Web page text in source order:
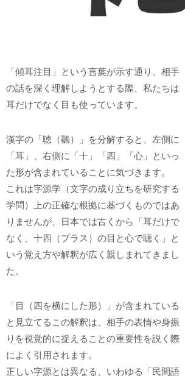
「傾耳注目」という言葉が示す通り、相手
の話を深く理解しようとする際、私たちは
耳だけでなく目も使っています。
漢字の「聴（聽）」を分解すると、左側に
「耳」、右側に「十」「四」「心」といっ
た形が含まれていることに気づきます。
これは字源学（文字の成り立ちを研究する
学問）上の正確な根拠に基づくものではあ
りませんが、日本では古くから「耳だけで
なく、十四（プラス）の目と心で聴く」と
いう覚え方や解釈が広く親しまれてきまし
た。
「目（四を横にした形）」が含まれている
と見立てるこの解釈は、相手の表情や身振
りを視覚的に捉えることの重要性を説く際
によく引用されます。
正しい字源とは異なる、いわゆる「民間語